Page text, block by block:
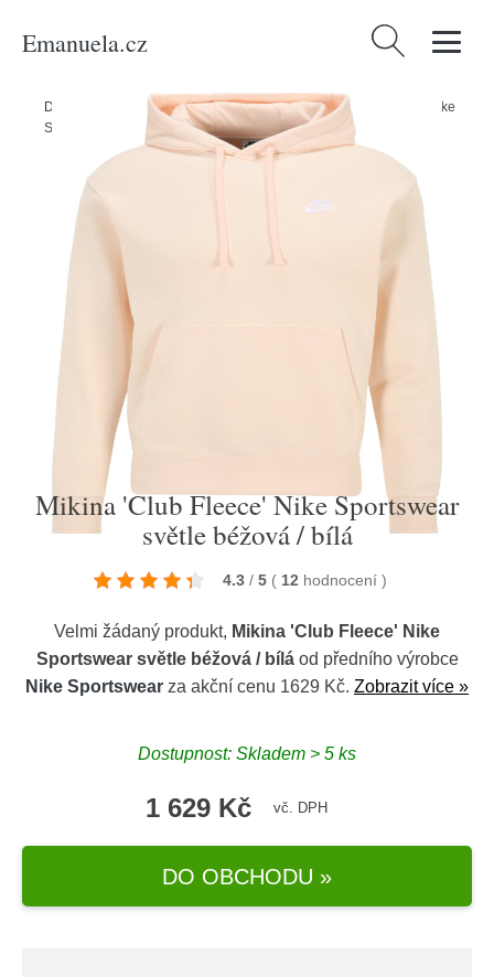
Emanuela.cz Vyhledávání
Domů Muži/Oblečení/Mikiny/ Mikina 'Club Fleece' Nike
Sportswear světle béžová / bílá
Mikina 'Club Fleece' Nike Sportswear
světle béžová / bílá
4.3 / 5 ( 12 hodnocení )
Velmi žádaný produkt, Mikina 'Club Fleece' Nike
Sportswear světle béžová / bíláod předního výrobce
Nike Sportswear za akční cenu 1629 Kč. Zobrazit více »
Dostupnost: Skladem > 5 ks
1 629 Kč vč. DPH
DO OBCHODU »